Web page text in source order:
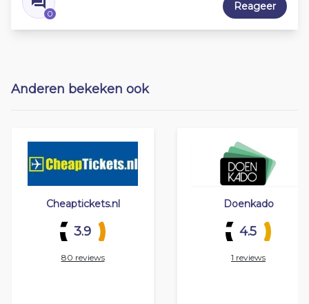
0
Reageer
Anderen bekeken ook
Cheaptickets.nl
3.9
80 reviews
Doenkado
4.5
1 reviews